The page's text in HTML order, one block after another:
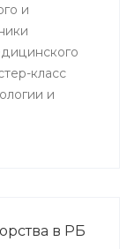
и
класс
и
а
в РБ